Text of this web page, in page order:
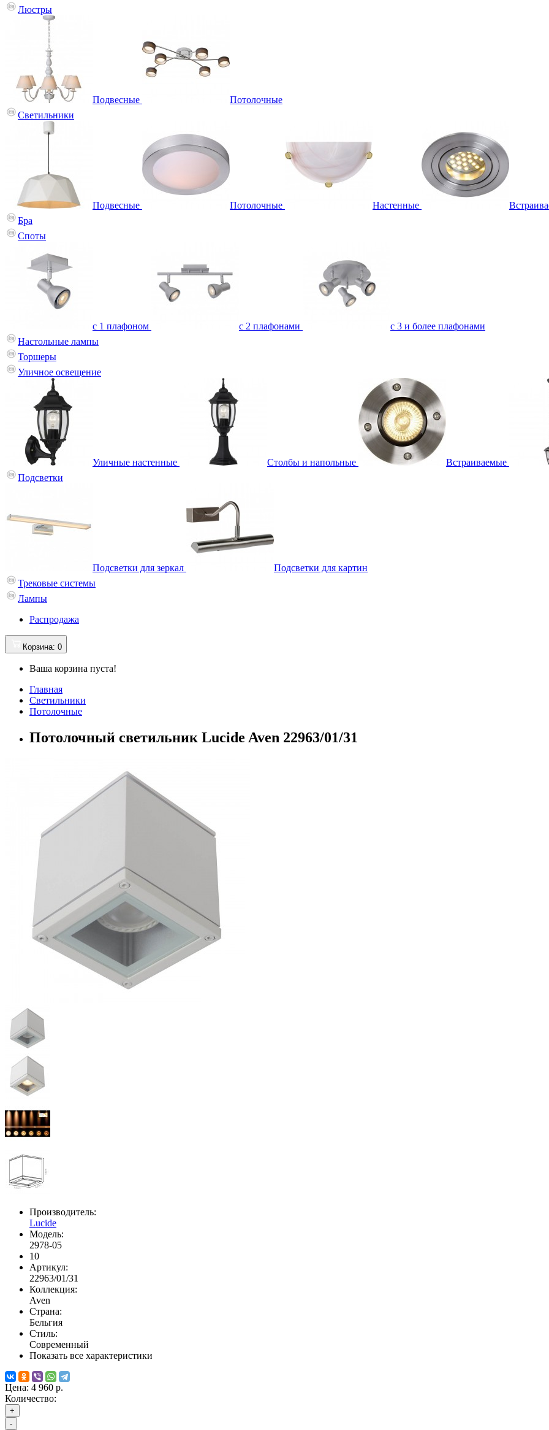
Люстры
Подвесные
Потолочные
Светильники
Подвесные Потолочные Настенные
Бра
Споты
с 1 плафоном с 2 плафонами
с 3 и более плафонами
Настольные лампы
Торшеры
Уличное освещение
Уличные настенные Столбы и напольные Встраиваемые
Подсветки
Подсветки для зеркал
Подсветки для картин
Трековые системы
Лампы
Распродажа
Корзина: 0
Ваша корзина пуста!
Главная
Светильники
Потолочные
Потолочный светильник Lucide Aven 22963/01/31
Производитель:
Lucide
Модель:
2978-05
10
Артикул:
22963/01/31
Коллекция:
Aven
Страна:
Бельгия
Стиль:
Современный
Показать все характеристики
Цена: 4 960 р.
Количество:
+
-